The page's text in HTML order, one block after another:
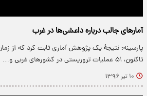
آمارهای جالب درباره داعشی‌ها در غرب
پارسینه: نتیجۀ یک پژوهش آماری ثابت کرد که از
تاکنون، ۵۱ عملیات تروریستی در کشورهای غربی و…
۱۰ تیر ۱۳۹۶